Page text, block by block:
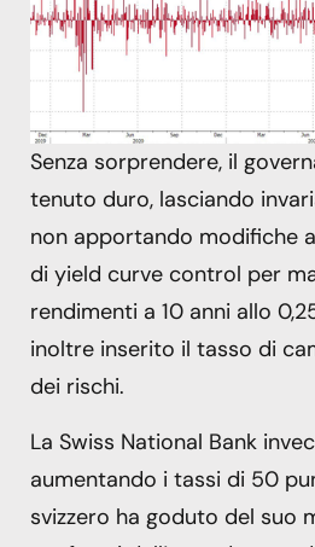
Senza sorprendere, il
tenuto duro, lasciando
non apportando modifiche
di yield curve control per
rendimenti a 10 anni allo
inoltre inserito il tasso di
dei rischi.
La Swiss National Bank
aumentando i tassi di 50
svizzero ha goduto del suo